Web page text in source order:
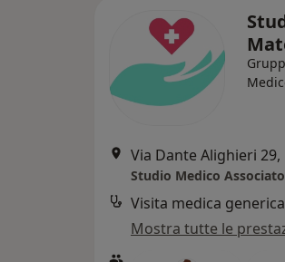
Via Dante Alighieri
Studio Medico
Mostra tutte le